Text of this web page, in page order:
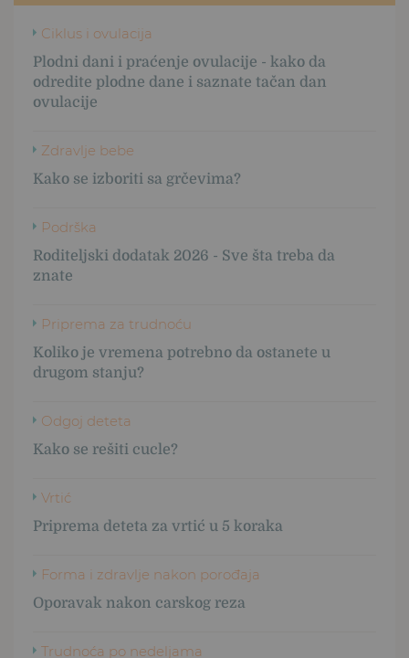
Ciklus i ovulacija
Plodni dani i praćenje ovulacije - kako da
odredite plodne dane i saznate tačan dan
ovulacije
Zdravlje bebe
Kako se izboriti sa grčevima?
Podrška
Roditeljski dodatak 2026 - Sve šta treba da
znate
Priprema za trudnoću
Koliko je vremena potrebno da ostanete u
drugom stanju?
Odgoj deteta
Kako se rešiti cucle?
Vrtić
Priprema deteta za vrtić u 5 koraka
Forma i zdravlje nakon porođaja
Oporavak nakon carskog reza
Trudnoća po nedeljama